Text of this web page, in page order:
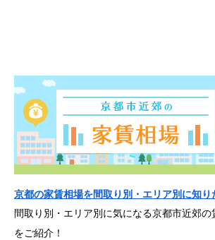
京都の家賃相場を間取り別・エリア別に知り
間取り別・エリア別に気になる京都市近郊の
をご紹介！